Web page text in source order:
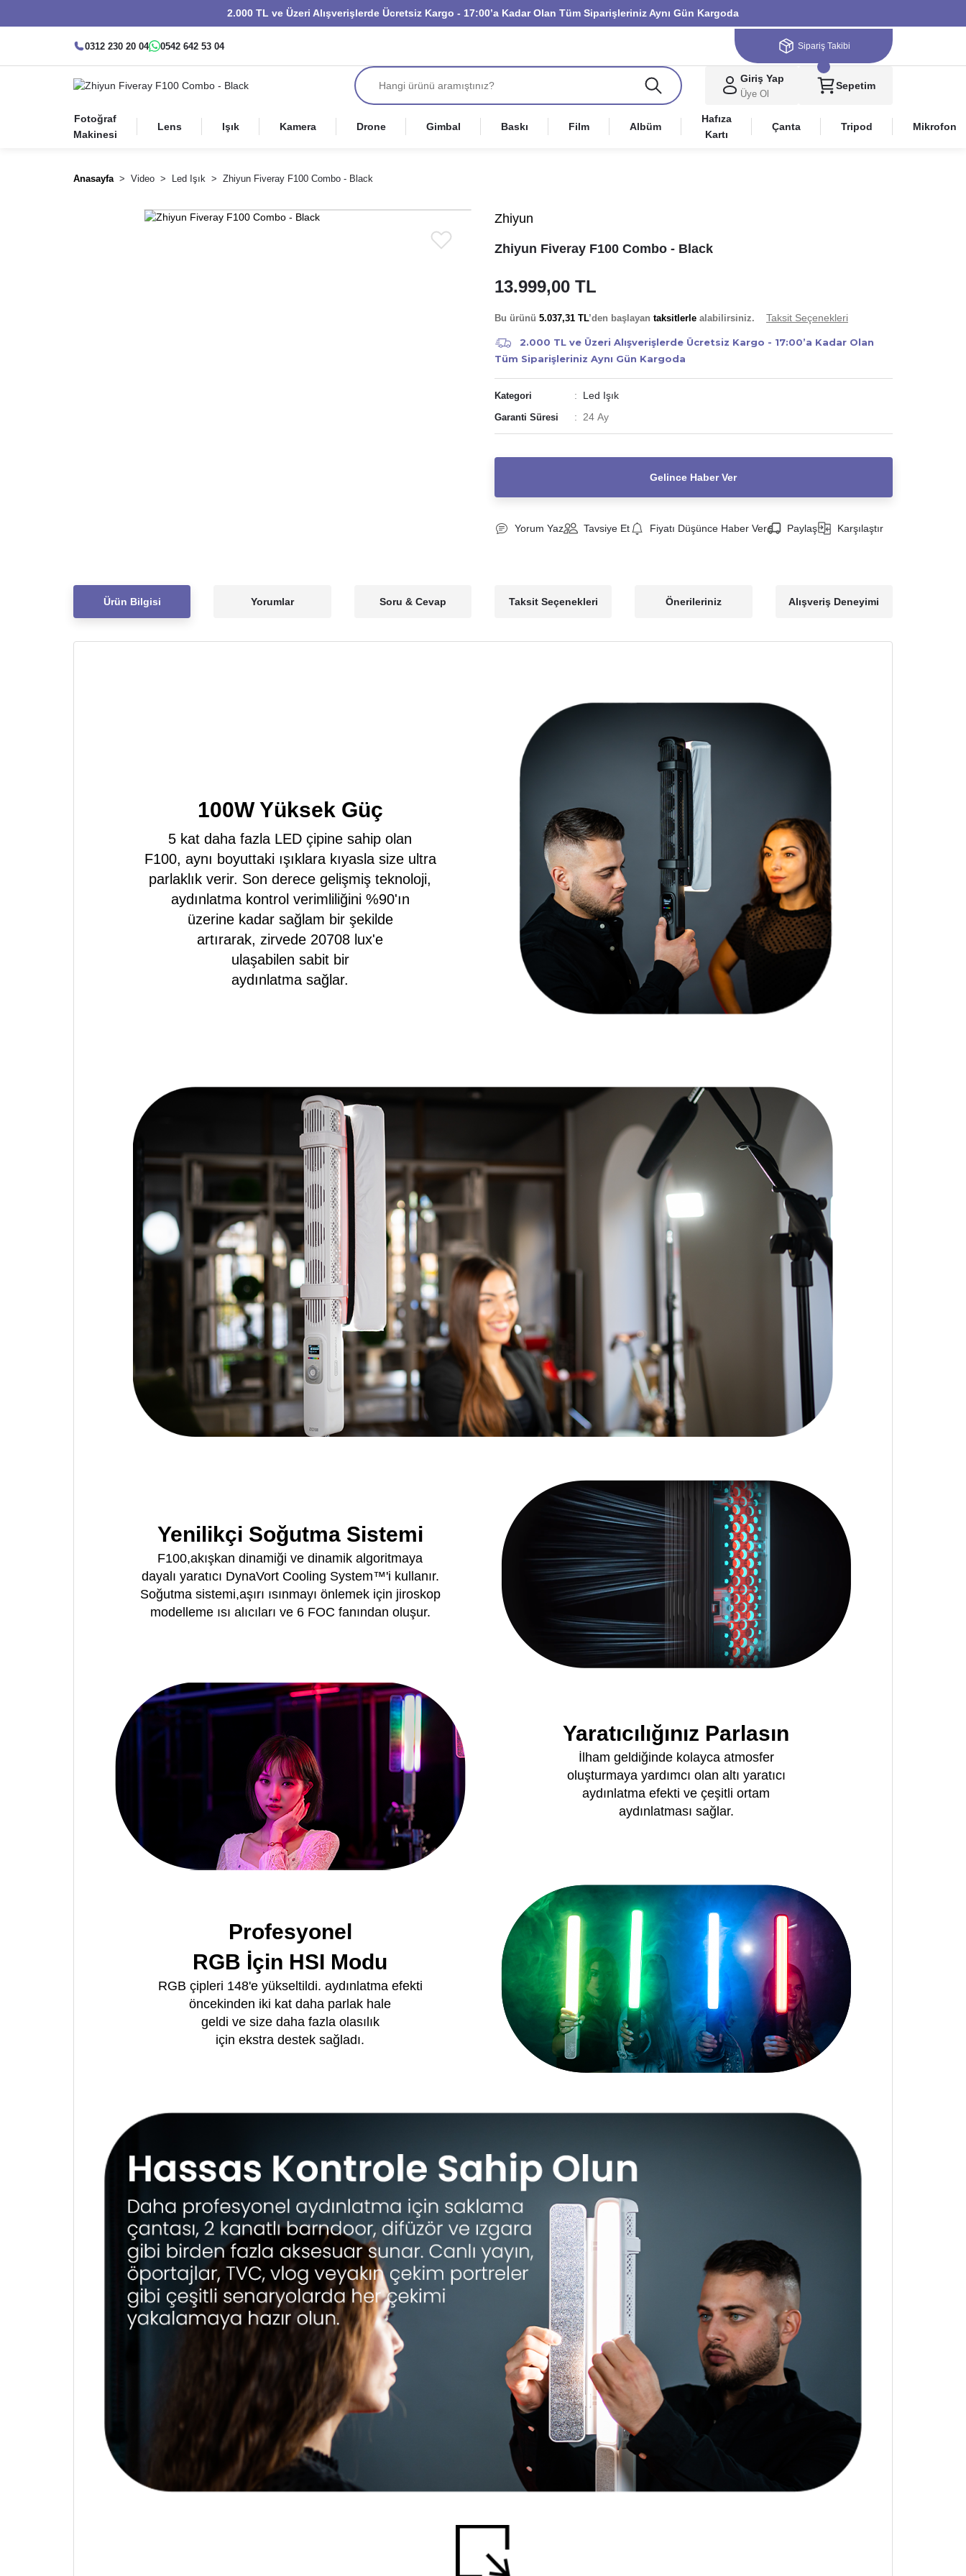
2.000 TL ve Üzeri Alışverişlerde Ücretsiz Kargo - 17:00’a Kadar Olan Tüm Siparişleriniz Aynı Gün Kargoda
0312 230 20 04 0542 642 53 04 Sipariş Takibi
Giriş Yap
Üye Ol
Sepetim
Fotoğraf
Makinesi
Lens Işık Kamera Drone Gimbal Baskı Film Albüm
Hafıza
Kartı
Çanta Tripod Mikrofon
Anasayfa Video Led Işık Zhiyun Fiveray F100 Combo - Black
Zhiyun
Zhiyun Fiveray F100 Combo - Black
13.999,00 TL
Bu ürünü 5.037,31 TL’den başlayan taksitlerlealabilirsiniz. Taksit Seçenekleri
2.000 TL ve Üzeri Alışverişlerde Ücretsiz Kargo - 17:00’a Kadar Olan
Tüm Siparişleriniz Aynı Gün Kargoda
Kategori Led Işık
Garanti Süresi 24 Ay
Gelince Haber Ver
Yorum Yaz Tavsiye Et Fiyatı Düşünce Haber Ver Paylaş Karşılaştır
Ürün Bilgisi Yorumlar Soru & Cevap Taksit Seçenekleri Önerileriniz Alışveriş Deneyimi
100W Yüksek Güç
5 kat daha fazla LED çipine sahip olan
F100, aynı boyuttaki ışıklara kıyasla size ultra
parlaklık verir. Son derece gelişmiş teknoloji,
aydınlatma kontrol verimliliğini %90'ın
üzerine kadar sağlam bir şekilde
artırarak, zirvede 20708 lux'e
ulaşabilen sabit bir
aydınlatma sağlar.
Yenilikçi Soğutma Sistemi
F100,akışkan dinamiği ve dinamik algoritmaya
dayalı yaratıcı DynaVort Cooling System™'i kullanır.
Soğutma sistemi,aşırı ısınmayı önlemek için jiroskop
modelleme ısı alıcıları ve 6 FOC fanından oluşur.
Yaratıcılığınız Parlasın
İlham geldiğinde kolayca atmosfer
oluşturmaya yardımcı olan altı yaratıcı
aydınlatma efekti ve çeşitli ortam
aydınlatması sağlar.
Profesyonel
RGB İçin HSI Modu
RGB çipleri 148'e yükseltildi. aydınlatma efekti
öncekinden iki kat daha parlak hale
geldi ve size daha fazla olasılık
için ekstra destek sağladı.